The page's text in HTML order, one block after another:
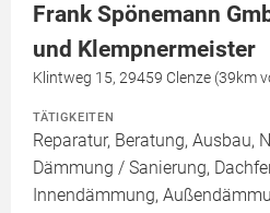
Frank Spönemann
und Klempnermeister
Klintweg 15, 29459 Clenze (39km
TÄTIGKEITEN
Reparatur, Beratung, Ausbau,
Dämmung / Sanierung,
Innendämmung,